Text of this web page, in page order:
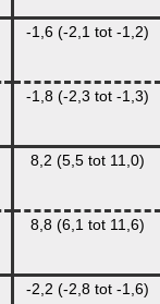
-1,6 (-2,1 tot -1,2)
-1,8 (-2,3 tot -1,3)
8,2 (5,5 tot 11,0)
8,8 (6,1 tot 11,6)
-2,2 (-2,8 tot -1,6)